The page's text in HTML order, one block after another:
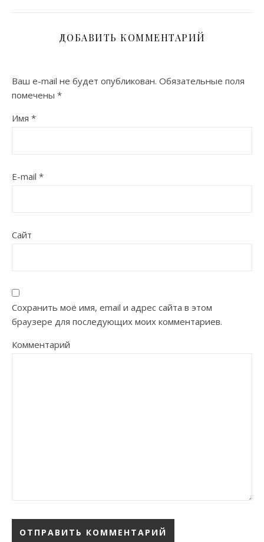
ДОБАВИТЬ КОММЕНТАРИЙ
Ваш e-mail не будет опубликован. Обязательные поля
помечены *
Имя *
E-mail *
Сайт
Сохранить моё имя, email и адрес сайта в этом
браузере для последующих моих комментариев.
Комментарий